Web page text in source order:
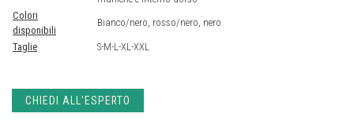
Colori
disponibili
Bianco/nero, rosso/nero, nero
Taglie S-M-L-XL-XXL
CHIEDI ALL'ESPERTO